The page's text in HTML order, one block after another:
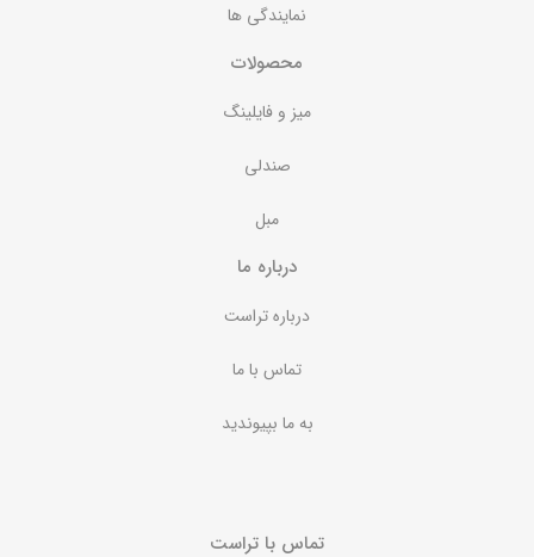
نمایندگی ها
محصولات
میز و فایلینگ
صندلی
مبل
درباره ما
درباره تراست
تماس با ما
به ما بپیوندید
تماس با تراست